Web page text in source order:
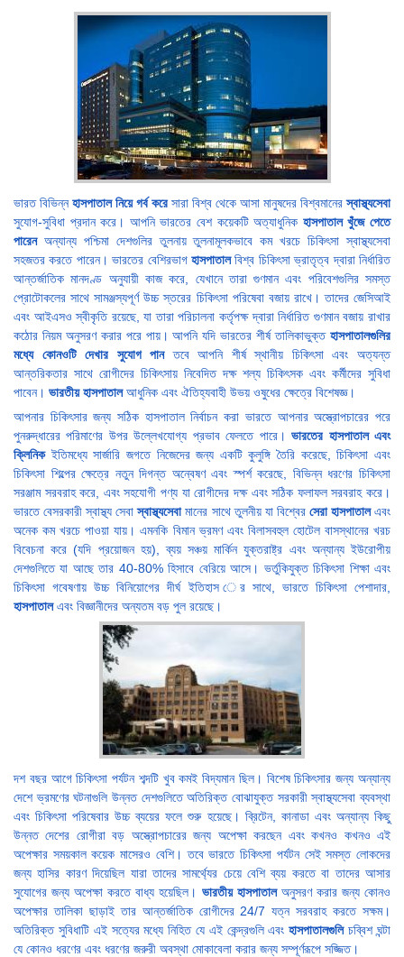
ভারত বিভিন্নহাসপাতাল নিয়ে গর্ব করে সারা বিশ্ব থেকে আসা মানুষদের বিশ্বমানেরস্বাস্থ্যসেবা
সুযোগ-সুবিধা প্রদান করে। আপনি ভারতের বেশ কয়েকটি অত্যাধুনিক হাসপাতাল খুঁজে পেতে
পারেনঅন্যান্য পশ্চিমা দেশগুলির তুলনায় তুলনামূলকভাবে কম খরচে চিকিৎসা স্বাস্থ্যসেবা
সহজতর করতে পারেন। ভারতের বেশিরভাগ হাসপাতালবিশ্ব চিকিৎসা ভ্রাতৃত্ব দ্বারা নির্ধারিত
আন্তর্জাতিক মানদণ্ড অনুযায়ী কাজ করে, যেখানে তারা গুণমান এবং পরিবেশগুলির সমস্ত
প্রোটোকলের সাথে সামঞ্জস্যপূর্ণ উচ্চ স্তরের চিকিৎসা পরিষেবা বজায় রাখে। তাদের জেসিআই
এবং আইএসও স্বীকৃতি রয়েছে, যা তারা পরিচালনা কর্তৃপক্ষ দ্বারা নির্ধারিত গুণমান বজায় রাখার
কঠোর নিয়ম অনুসরণ করার পরে পায়। আপনি যদি ভারতের শীর্ষ তালিকাভুক্ত হাসপাতালগুলির
মধ্যে কোনওটি দেখার সুযোগ পানতবে আপনি শীর্ষ স্থানীয় চিকিৎসা এবং অত্যন্ত
আন্তরিকতার সাথে রোগীদের চিকিৎসায় নিবেদিত দক্ষ শল্য চিকিৎসক এবং কর্মীদের সুবিধা
পাবেন। ভারতীয় হাসপাতালআধুনিক এবং ঐতিহ্যবাহী উভয় ওষুধের ক্ষেত্রে বিশেষজ্ঞ।
আপনার চিকিৎসার জন্য সঠিক হাসপাতাল নির্বাচন করা ভারতে আপনার অস্ত্রোপচারের পরে
পুনরুদ্ধারের পরিমাণের উপর উল্লেখযোগ্য প্রভাব ফেলতে পারে।ভারতের হাসপাতাল এবং
ক্লিনিকইতিমধ্যে সার্জারি জগতে নিজেদের জন্য একটি কুলুঙ্গি তৈরি করেছে, চিকিৎসা এবং
চিকিৎসা শিল্পের ক্ষেত্রে নতুন দিগন্ত অন্বেষণ এবং স্পর্শ করেছে, বিভিন্ন ধরণের চিকিৎসা
সরঞ্জাম সরবরাহ করে, এবং সহযোগী পণ্য যা রোগীদের দক্ষ এবং সঠিক ফলাফল সরবরাহ করে।
ভারতে বেসরকারী স্বাস্থ্য সেবাস্বাস্থ্যসেবামানের সাথে তুলনীয় যা বিশ্বের সেরা হাসপাতালএবং
অনেক কম খরচে পাওয়া যায়। এমনকি বিমান ভ্রমণ এবং বিলাসবহুল হোটেল বাসস্থানের খরচ
বিবেচনা করে (যদি প্রয়োজন হয়), ব্যয় সঞ্চয় মার্কিন যুক্তরাষ্ট্র এবং অন্যান্য ইউরোপীয়
দেশগুলিতে যা আছে তার 40-80% হিসাবে বেরিয়ে আসে। ভর্তুকিযুক্ত চিকিৎসা শিক্ষা এবং
চিকিৎসা গবেষণায় উচ্চ বিনিয়োগের দীর্ঘ ইতিহাস ের সাথে, ভারতে চিকিৎসা পেশাদার,
হাসপাতালএবং বিজ্ঞানীদের অন্যতম বড় পুল রয়েছে।
দশ বছর আগে চিকিৎসা পর্যটন শব্দটি খুব কমই বিদ্যমান ছিল। বিশেষ চিকিৎসার জন্য অন্যান্য
দেশে ভ্রমণের ঘটনাগুলি উন্নত দেশগুলিতে অতিরিক্ত বোঝাযুক্ত সরকারী স্বাস্থ্যসেবা ব্যবস্থা
এবং চিকিৎসা পরিষেবার উচ্চ ব্যয়ের ফলে শুরু হয়েছে। ব্রিটেন, কানাডা এবং অন্যান্য কিছু
উন্নত দেশের রোগীরা বড় অস্ত্রোপচারের জন্য অপেক্ষা করছেন এবং কখনও কখনও এই
অপেক্ষার সময়কাল কয়েক মাসেরও বেশি। তবে ভারতে চিকিৎসা পর্যটন সেই সমস্ত লোকদের
জন্য হাসির কারণ দিয়েছিল যারা তাদের সামর্থ্যের চেয়ে বেশি ব্যয় করতে বা তাদের আসার
সুযোগের জন্য অপেক্ষা করতে বাধ্য হয়েছিল। ভারতীয় হাসপাতালঅনুসরণ করার জন্য কোনও
অপেক্ষার তালিকা ছাড়াই তার আন্তর্জাতিক রোগীদের 24/7 যত্ন সরবরাহ করতে সক্ষম।
অতিরিক্ত সুবিধাটি এই সত্যের মধ্যে নিহিত যে এই কেন্দ্রগুলি এবংহাসপাতালগুলিচব্বিশ ঘন্টা
যে কোনও ধরণের এবং ধরণের জরুরী অবস্থা মোকাবেলা করার জন্য সম্পূর্ণরূপে সজ্জিত।